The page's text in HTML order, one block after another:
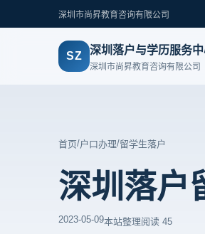
深圳市尚昇教育咨询有限公司
SZ 深圳落户与学历服务
深圳市尚昇教育咨询有限公司
首页/户口办理/留学生落户
深圳落户
2023-05-09本站整理阅读 45